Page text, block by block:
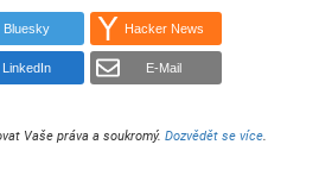
Bluesky Hacker News
LinkedIn E-Mail
Vaše práva a soukromý.Dozvědět se více.